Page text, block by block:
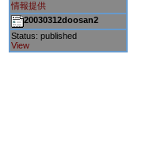
情報提供
20030312doosan2
Status: published
View